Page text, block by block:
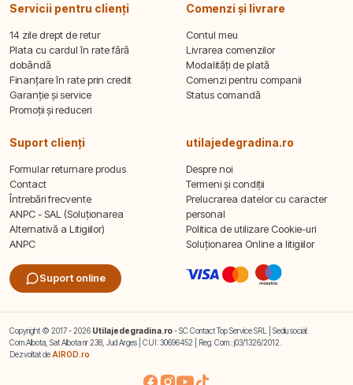
Servicii pentru clienți
14 zile drept de retur
Plata cu cardul în rate fără
dobândă
Finanțare în rate prin credit
Garanție și service
Promoții și reduceri
Comenzi și livrare
Contul meu
Livrarea comenzilor
Modalități de plată
Comenzi pentru companii
Status comandă
Suport clienți
Formular returnare produs
Contact
Întrebări frecvente
ANPC - SAL (Soluționarea
Alternativă a Litigiilor)
ANPC
Suport online
utilajedegradina.ro
Despre noi
Termeni și condiții
Prelucrarea datelor cu caracter
personal
Politica de utilizare Cookie-uri
Soluționarea Online a litigiilor
Copyright © 2017 - 2026 Utilajedegradina.ro- SC Contact Top Service SRL | Sediu social:
Com.Albota, Sat Albota nr 238, Jud Arges | CUI: 30696452 | Reg. Com.: j03/1326/2012.
Dezvoltat de AIROD.ro